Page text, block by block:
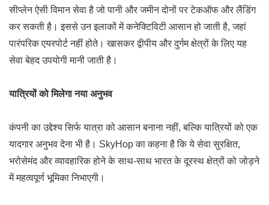
सीप्लेन ऐसी विमान सेवा है जो पानी और जमीन दोनों पर टेकऑफ और लैंडिंग
कर सकती है। इससे उन इलाकों में कनेक्टिविटी आसान हो जाती है, जहां
पारंपरिक एयरपोर्ट नहीं होते। खासकर द्वीपीय और दुर्गम क्षेत्रों के लिए यह
सेवा बेहद उपयोगी मानी जाती है।
यात्रियों को मिलेगा नया अनुभव
कंपनी का उद्देश्य सिर्फ यात्रा को आसान बनाना नहीं, बल्कि यात्रियों को एक
यादगार अनुभव देना भी है। SkyHop का कहना है कि ये सेवा सुरक्षित,
भरोसेमंद और व्यावहारिक होने के साथ-साथ भारत के दूरस्थ क्षेत्रों को जोड़ने
में महत्वपूर्ण भूमिका निभाएगी।